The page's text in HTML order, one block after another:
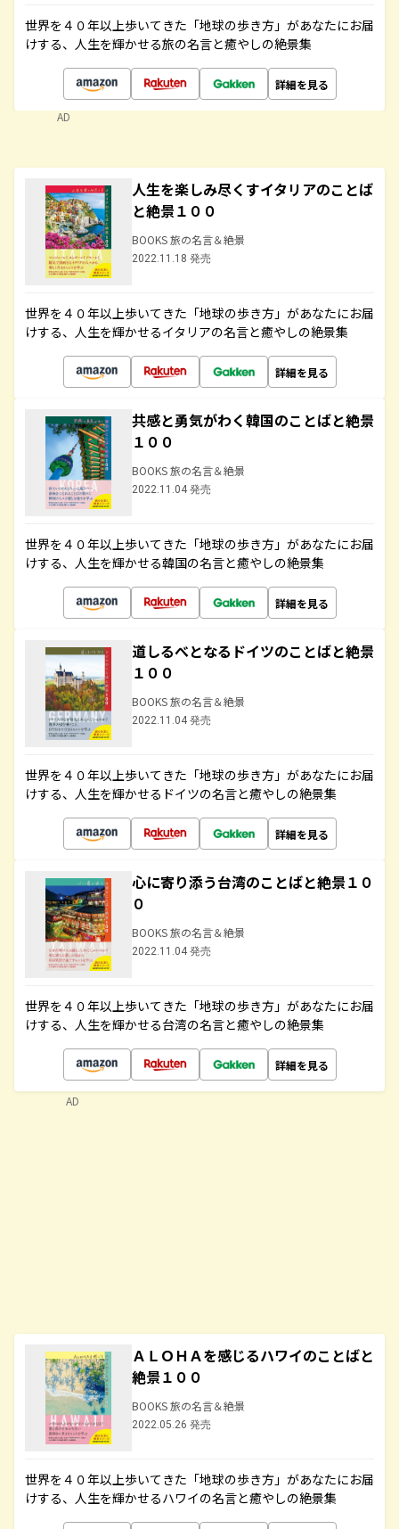
世界を４０年以上歩いてきた「地球の歩き方」があなたにお届
けする、人生を輝かせる旅の名言と癒やしの絶景集
詳細を見る
AD
人生を楽しみ尽くすイタリアのことば
と絶景１００
BOOKS 旅の名言＆絶景
2022.11.18 発売
世界を４０年以上歩いてきた「地球の歩き方」があなたにお届
けする、人生を輝かせるイタリアの名言と癒やしの絶景集
詳細を見る
共感と勇気がわく韓国のことばと絶景
１００
BOOKS 旅の名言＆絶景
2022.11.04 発売
世界を４０年以上歩いてきた「地球の歩き方」があなたにお届
けする、人生を輝かせる韓国の名言と癒やしの絶景集
詳細を見る
道しるべとなるドイツのことばと絶景
１００
BOOKS 旅の名言＆絶景
2022.11.04 発売
世界を４０年以上歩いてきた「地球の歩き方」があなたにお届
けする、人生を輝かせるドイツの名言と癒やしの絶景集
詳細を見る
心に寄り添う台湾のことばと絶景１０
０
BOOKS 旅の名言＆絶景
2022.11.04 発売
世界を４０年以上歩いてきた「地球の歩き方」があなたにお届
けする、人生を輝かせる台湾の名言と癒やしの絶景集
詳細を見る
ＡＬＯＨＡを感じるハワイのことばと
絶景１００
BOOKS 旅の名言＆絶景
2022.05.26 発売
世界を４０年以上歩いてきた「地球の歩き方」があなたにお届
けする、人生を輝かせるハワイの名言と癒やしの絶景集
AD